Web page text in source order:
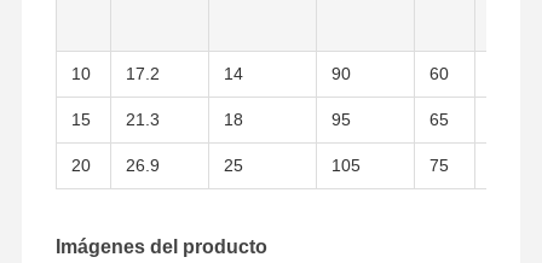
Tubos soldados con autógena de acero inoxidables
Hoja de acero inoxidable de la bobina
10 17.2 14 90 60
15 21.3 18 95 65
20 26.9 25 105 75
Imágenes del producto